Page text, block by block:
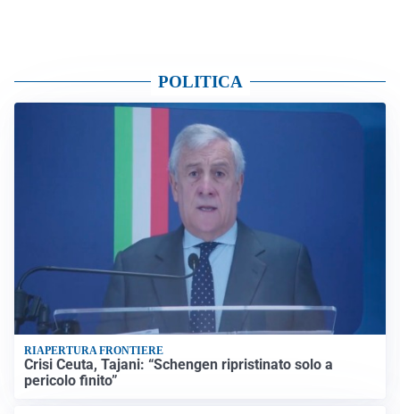
POLITICA
RIAPERTURA FRONTIERE
Crisi Ceuta, Tajani: “Schengen ripristinato solo a
pericolo finito”